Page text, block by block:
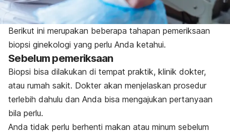
Berikut ini merupakan beberapa tahapan pemeriksaan
biopsi ginekologi yang perlu Anda ketahui.
Sebelum pemeriksaan
Biopsi bisa dilakukan di tempat praktik, klinik dokter,
atau rumah sakit. Dokter akan menjelaskan prosedur
terlebih dahulu dan Anda bisa mengajukan pertanyaan
bila perlu.
Anda tidak perlu berhenti makan atau minum sebelum